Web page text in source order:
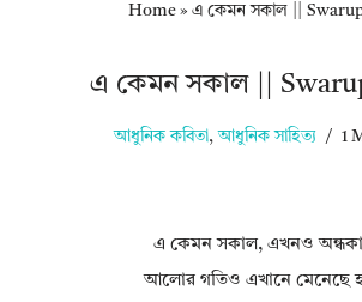
Home» এ কেমন সকাল ||
এ কেমন সকাল ||
আধুনিক কবিতা, আধুনিক সাহিত্য 1
এ কেমন সকাল, এখনও
আলোর গতিও এখানে মেনেছে